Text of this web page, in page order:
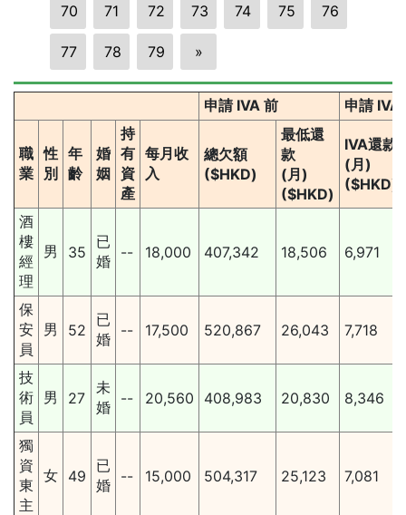
70 71 72 73 74 75 76
77 78 79 »
申請 IVA 前 申請 IVA
職
業
性
別
年
齡
婚
姻
持
有
資
產
每月收
入
總欠額
($HKD)
最低還
款
(月)
($HKD)
IVA還款
(月)
($HKD)
酒
樓
經
理
男 35
已
婚
-- 18,000 407,342 18,506 6,971
保
安
員
男 52
已
婚
-- 17,500 520,867 26,043 7,718
技
術
員
男 27
未
婚
-- 20,560 408,983 20,830 8,346
獨
資
東
主
女 49
已
婚
-- 15,000 504,317 25,123 7,081